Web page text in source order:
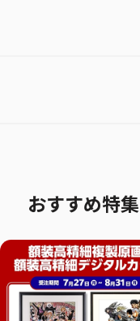
おすすめ特集